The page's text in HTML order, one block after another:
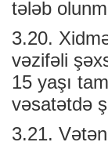
tələb
3.20.
vəzifəli
15 yaşı
vəsatətdə
3.21.